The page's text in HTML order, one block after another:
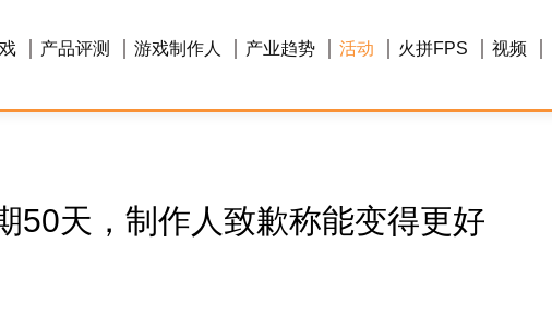
产品评测 游戏制作人 产业趋势 活动 火拼FPS 视频
50天，制作人致歉称能变得更好